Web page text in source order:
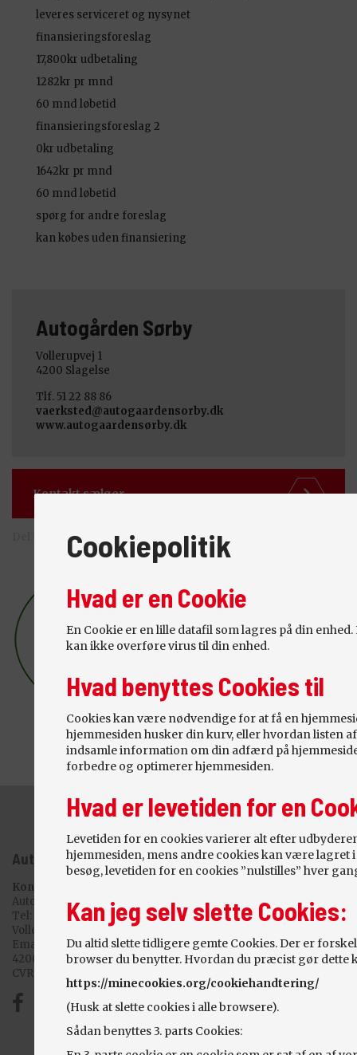
leveres serviceret og nysynet
finansieringsforeslag
17,800kr udbetaling
1282kr pr mnd
60 mnd løbetid
finansieringsforeslag 2
0kr udbetaling
1642kr pr mnd
60 mnd løbetid
spørg for andre foreslag
kan købes uden finansiering
Autogården Sørby
Vollerupvej 1
4200 Slagelse
Tlf. 51 22 88 86
vaerksted@autogaardensorby.dk
www.autogaardensørby.dk
Kontakt sælger
Autogården Sørby
Kontakt
Autogården Sørby
Tel:
(+45) 51 22 88 86
Vollerupvej 1
Email:
vaerksted@autogaardensorby.dk
4200 Slagelse
CVR: 28628544
Cookiepolitik
Hvad er en Cookie
En Cookie er en lille datafil som lagres på din
kan ikke overføre virus til din enhed.
Hvad benyttes Cookies til
Cookies kan være nødvendige for at få en
hjemmesiden husker din kurv, eller hvordan listen
indsamle information om din adfærd på
forbedre og optimerer hjemmesiden.
Hvad er levetiden for en
Levetiden for en cookies varierer alt efter
hjemmesiden, mens andre cookies kan være
besøg, levetiden for en cookies ”nulstilles” hver
Kan jeg selv slette Cookies:
Du altid slette tidligere gemte Cookies. Der er
browser du benytter. Hvordan du præcist gør dette
https://minecookies.org/cookiehandtering/
(Husk at slette cookies i alle browsere).
Sådan benyttes 3. parts Cookies: